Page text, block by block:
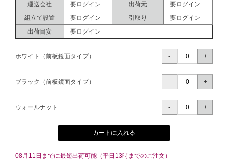
運送会社
要ログイン 出荷元
要ログイン
組立て設置
要ログイン 引取り
要ログイン
出荷目安
要ログイン
ホワイト（前板鏡面タイプ）
ブラック（前板鏡面タイプ）
ウォールナット
カートに入れる
08月11日までに最短出荷可能（平日13時までのご注文）